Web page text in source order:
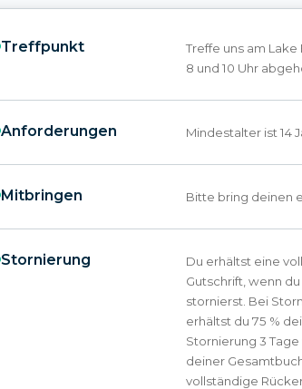
Treffpunkt
Treffe uns am
8 und 10 Uhr
Anforderungen Mindestalter ist 14
Mitbringen Bitte bring deinen
Stornierung
Du erhältst eine
Gutschrift, wenn
stornierst. Bei
erhältst du 75 %
Stornierung 3
deiner
vollständige